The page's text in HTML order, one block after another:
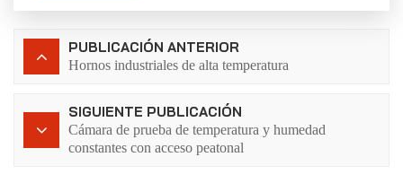
PUBLICACIÓN ANTERIOR
Hornos industriales de alta temperatura
SIGUIENTE PUBLICACIÓN
Cámara de prueba de temperatura y humedad
constantes con acceso peatonal